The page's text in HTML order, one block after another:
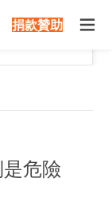
捐款贊助
危險